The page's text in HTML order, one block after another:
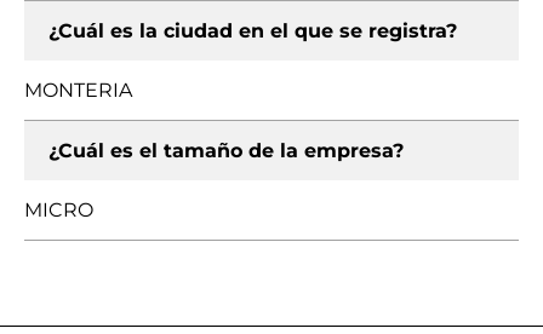
¿Cuál es la ciudad en el que se registra?
MONTERIA
¿Cuál es el tamaño de la empresa?
MICRO